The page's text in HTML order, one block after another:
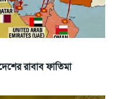
রাবাব ফাতিমা